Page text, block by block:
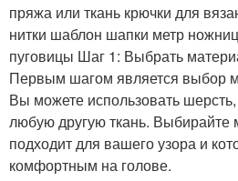
пряжа или ткань крючки для
нитки шаблон шапки метр
пуговицы Шаг 1: Выбрать
Первым шагом является выбор
Вы можете использовать
любую другую ткань. Выбирайте
подходит для вашего узора и
комфортным на голове.